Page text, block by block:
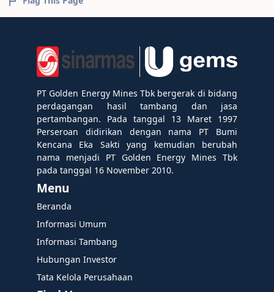
PT Golden Energy Mines Tbk bergerak di bidang
perdagangan hasil tambang dan jasa
pertambangan. Pada tanggal 13 Maret 1997
Perseroan didirikan dengan nama PT Bumi
Kencana Eka Sakti yang kemudian berubah
nama menjadi PT Golden Energy Mines Tbk
pada tanggal 16 November 2010.
Menu
Beranda
Informasi Umum
Informasi Tambang
Hubungan Investor
Tata Kelola Perusahaan